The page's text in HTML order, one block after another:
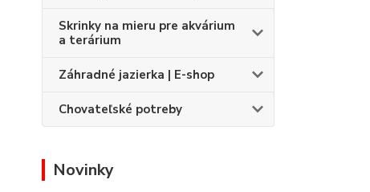
Skrinky na mieru pre akvárium
a terárium
Záhradné jazierka | E-shop
Chovateľské potreby
Novinky